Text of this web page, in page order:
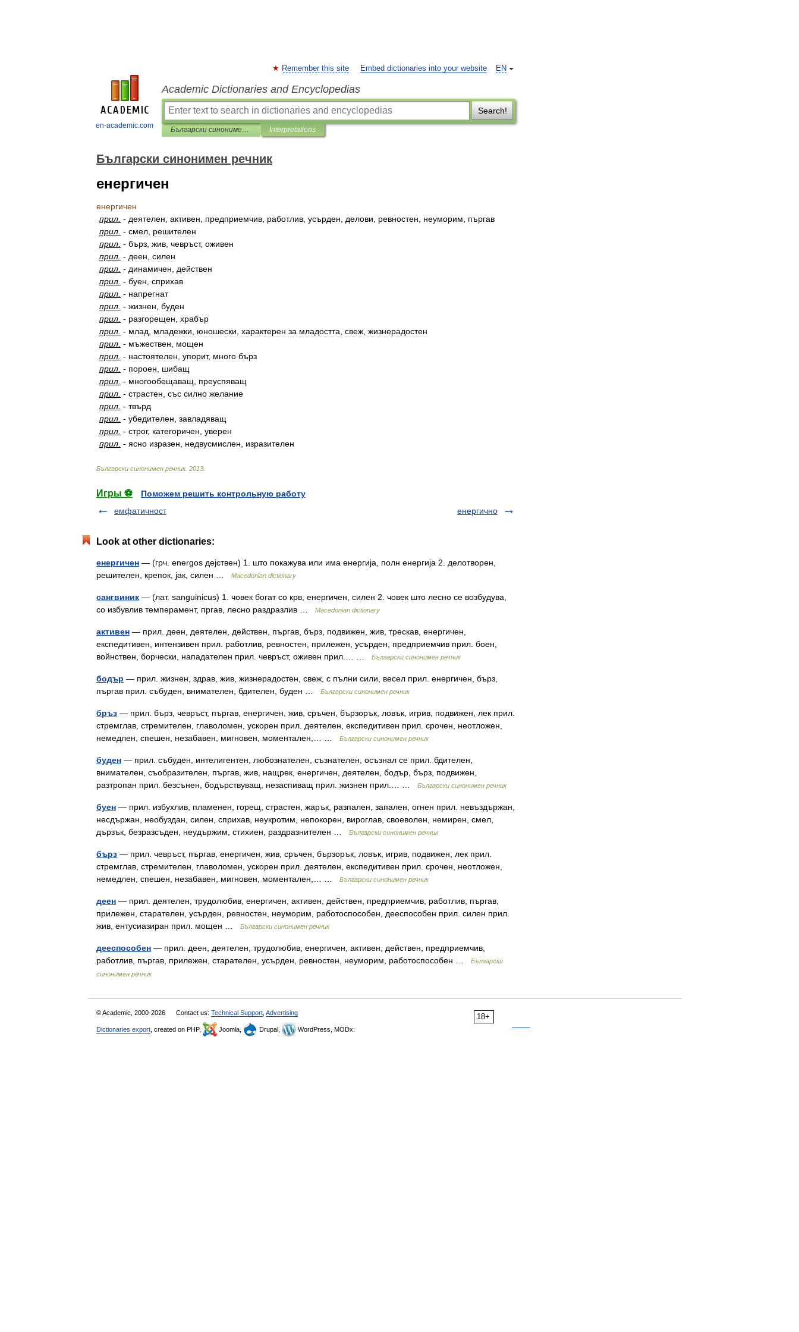
en-academic.com
EN
Remember this site Embed dictionaries into your website
Academic Dictionaries and Encyclopedias
Search!
Български синонимен речник Interpretations
Български синонимен речник
енергичен
енергичен
прил - деятелен активен предприемчив работлив усърден делови ревностен неуморим
пъргав
прил - смел решителен
прил - бърз жив чевръст, оживен
прил - деен силен
прил - динамичен
действен
прил - буен сприхав
прил - напрегнат
прил - жизнен буден
прил - разгорещен храбър
прил - млад младежки юношески характерен за младостта свеж жизнерадостен
прил - мъжествен
мощен
прил - настоятелен упорит, много бърз
прил - пороен
шибащ
прил - многообещаващ
преуспяващ
прил - страстен със силно желание
прил - твърд
прил - убедителен завладяващ
прил - строг, категоричен уверен
прил - ясно изразен недвусмислен изразителен
Български синонимен речник. 2013
Игры ⚽
Поможем решить контрольную работу
емфатичност
енергично
Look at other dictionaries:
енергичен — (грч. energos дејствен) 1. што покажува или има енергија, полн енергија 2. делотворен,
решителен, крепок, јак, силен …
Macedonian dictionary
сангвиник — (лат. sanguinicus) 1. човек богат со крв, енергичен, силен 2. човек што лесно се возбудува,
со избувлив темперамент, пргав, лесно раздразлив …
Macedonian dictionary
активен — прил. деен, деятелен, действен, пъргав, бърз, подвижен, жив, трескав, енергичен,
експедитивен, интензивен прил. работлив, ревностен, прилежен, усърден, предприемчив прил. боен,
войнствен, борчески, нападателен прил. чевръст, оживен прил.… …
Български синонимен речник
бодър — прил. жизнен, здрав, жив, жизнерадостен, свеж, с пълни сили, весел прил. енергичен, бърз,
пъргав прил. събуден, внимателен, бдителен, буден …
Български синонимен речник
бръз — прил. бърз, чевръст, пъргав, енергичен, жив, сръчен, бързорък, ловък, игрив, подвижен, лек прил.
стремглав, стремителен, главоломен, ускорен прил. деятелен, експедитивен прил. срочен, неотложен,
немедлен, спешен, незабавен, мигновен, моментален,… …
Български синонимен речник
буден — прил. събуден, интелигентен, любознателен, съзнателен, осъзнал се прил. бдителен,
внимателен, съобразителен, пъргав, жив, нащрек, енергичен, деятелен, бодър, бърз, подвижен,
разтропан прил. безсънен, бодърствуващ, незаспиващ прил. жизнен прил.… …
Български синонимен речник
буен — прил. избухлив, пламенен, горещ, страстен, жарък, разпален, запален, огнен прил. невъздържан,
несдържан, необуздан, силен, сприхав, неукротим, непокорен, вироглав, своеволен, немирен, смел,
дързък, безразсъден, неудържим, стихиен, раздразнителен …
Български синонимен речник
бърз — прил. чевръст, пъргав, енергичен, жив, сръчен, бързорък, ловък, игрив, подвижен, лек прил.
стремглав, стремителен, главоломен, ускорен прил. деятелен, експедитивен прил. срочен, неотложен,
немедлен, спешен, незабавен, мигновен, моментален,… …
Български синонимен речник
деен — прил. деятелен, трудолюбив, енергичен, активен, действен, предприемчив, работлив, пъргав,
прилежен, старателен, усърден, ревностен, неуморим, работоспособен, дееспособен прил. силен прил.
жив, ентусиазиран прил. мощен …
Български синонимен речник
дееспособен — прил. деен, деятелен, трудолюбив, енергичен, активен, действен, предприемчив,
работлив, пъргав, прилежен, старателен, усърден, ревностен, неуморим, работоспособен …
Български
синонимен речник
18+
© Academic, 2000-2026 Contact us: Technical Support Advertising
Dictionaries export , created on PHP, Joomla, Drupal, WordPress, MODx.